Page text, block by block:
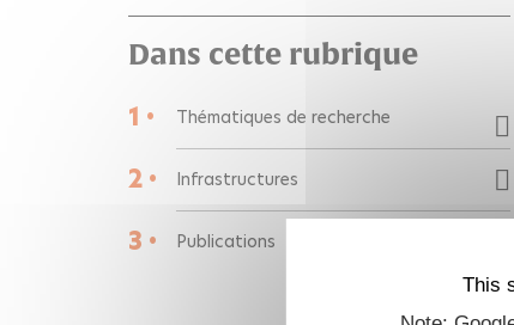
Dans cette rubrique
1 •
Thématiques de recherche
2 • Infrastructures
3 • Publications
This